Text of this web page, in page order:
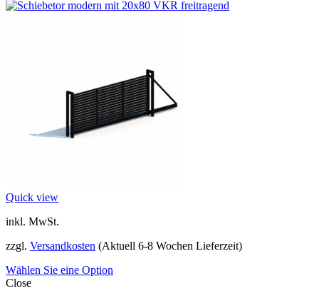
Quick view
inkl. MwSt.
zzgl. Versandkosten (Aktuell 6-8 Wochen Lieferzeit)
Wählen Sie eine Option
Close